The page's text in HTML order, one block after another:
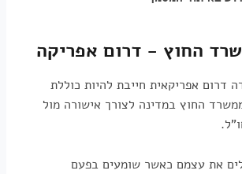
החוץ - דרום אפריקה
דרום אפריקאית חייבת להיות כוללת
החוץ במדינה לצורך אישורה מול
את עצמם כאשר שומעים בפעם